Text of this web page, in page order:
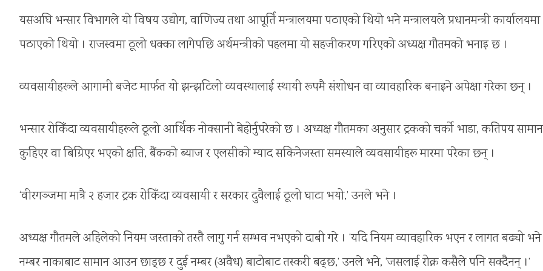
यसअघि भन्सार विभागले यो विषय उद्योग, वाणिज्य तथा आपूर्ति मन्त्रालयमा पठाएको थियो भने मन्त्रालयले प्रधानमन्त्री कार्यालयमा
पठाएको थियो । राजस्वमा ठूलो धक्का लागेपछि अर्थमन्त्रीको पहलमा यो सहजीकरण गरिएको अध्यक्ष गौतमको भनाइ छ ।
व्यवसायीहरूले आगामी बजेट मार्फत यो झन्झटिलो व्यवस्थालाई स्थायी रूपमै संशोधन वा व्यावहारिक बनाइने अपेक्षा गरेका छन् ।
भन्सार रोकिँदा व्यवसायीहरूले ठूलो आर्थिक नोक्सानी बेहोर्नुपरेको छ । अध्यक्ष गौतमका अनुसार ट्रकको चर्को भाडा, कतिपय सामान
कुहिएर वा बिग्रिएर भएको क्षति, बैंकको ब्याज र एलसीको म्याद सकिनेजस्ता समस्याले व्यवसायीहरू मारमा परेका छन् ।
‘वीरगञ्जमा मात्रै २ हजार ट्रक रोकिँदा व्यवसायी र सरकार दुवैलाई ठूलो घाटा भयो,’ उनले भने ।
अध्यक्ष गौतमले अहिलेको नियम जस्ताको तस्तै लागु गर्न सम्भव नभएको दाबी गरे । ‘यदि नियम व्यावहारिक भएन र लागत बढ्यो
नम्बर नाकाबाट सामान आउन छाड्छ र दुई नम्बर (अवैध) बाटोबाट तस्करी बढ्छ,’ उनले भने, ‘जसलाई रोक्न कसैले पनि सक्दैनन् ।’